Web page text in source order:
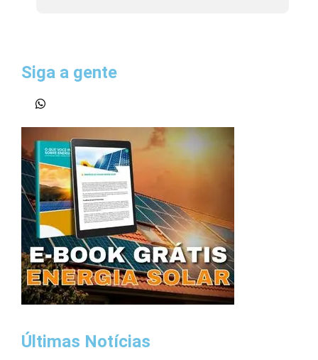
Siga a gente
Últimas Notícias